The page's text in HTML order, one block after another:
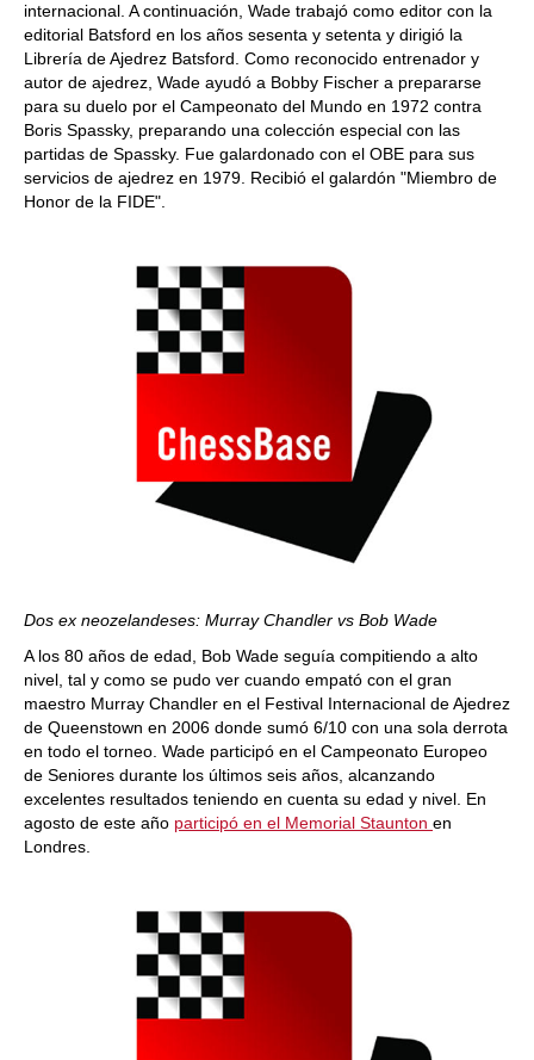
internacional. A continuación, Wade trabajó como editor con la
editorial Batsford en los años sesenta y setenta y dirigió la
Librería de Ajedrez Batsford. Como reconocido entrenador y
autor de ajedrez, Wade ayudó a Bobby Fischer a prepararse
para su duelo por el Campeonato del Mundo en 1972 contra
Boris Spassky, preparando una colección especial con las
partidas de Spassky. Fue galardonado con el OBE para sus
servicios de ajedrez en 1979. Recibió el galardón "Miembro de
Honor de la FIDE".
Dos ex neozelandeses: Murray Chandler vs Bob Wade
A los 80 años de edad, Bob Wade seguía compitiendo a alto
nivel, tal y como se pudo ver cuando empató con el gran
maestro Murray Chandler en el Festival Internacional de Ajedrez
de Queenstown en 2006 donde sumó 6/10 con una sola derrota
en todo el torneo. Wade participó en el Campeonato Europeo
de Seniores durante los últimos seis años, alcanzando
excelentes resultados teniendo en cuenta su edad y nivel. En
agosto de este año participó en el Memorial Staunton en
Londres.